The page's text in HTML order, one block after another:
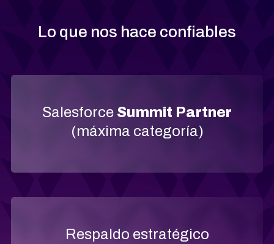
Lo que nos hace confiables
Salesforce Summit Partner
(máxima categoría)
Respaldo estratégico